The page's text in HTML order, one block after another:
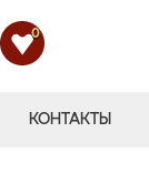
0
КОНТАКТЫ